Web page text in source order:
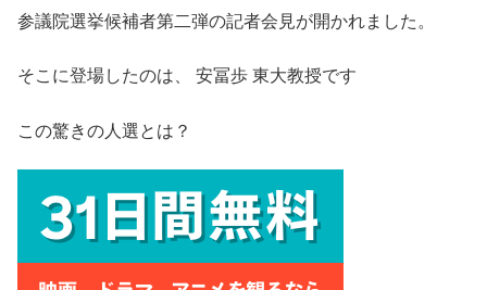
参議院選挙候補者第二弾の記者会見が開かれました。
そこに登場したのは、 安冨歩 東大教授です
この驚きの人選とは？